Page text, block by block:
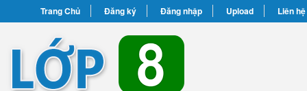
Trang Chủ Đăng ký Đăng nhập Upload Liên hệ